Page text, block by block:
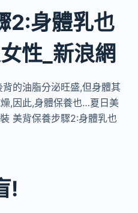
2:身體乳也
性_新浪網
的油脂分泌旺盛,但身體其
,因此,身體保養也…夏日美
美背保養步驟2:身體乳也
!